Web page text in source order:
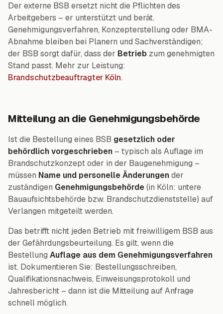
Der externe BSB ersetzt nicht die Pflichten des
Arbeitgebers – er unterstützt und berät.
Genehmigungsverfahren, Konzepterstellung oder BMA-
Abnahme bleiben bei Planern und Sachverständigen;
der BSB sorgt dafür, dass der Betrieb zum genehmigten
Stand passt. Mehr zur Leistung:
Brandschutzbeauftragter Köln.
Mitteilung an die Genehmigungsbehörde
Ist die Bestellung eines BSB gesetzlich oder
behördlich vorgeschrieben – typisch als Auflage im
Brandschutzkonzept oder in der Baugenehmigung –
müssen Name und personelle Änderungender
zuständigen Genehmigungsbehörde(in Köln: untere
Bauaufsichtsbehörde bzw. Brandschutzdienststelle) auf
Verlangen mitgeteilt werden.
Das betrifft nicht jeden Betrieb mit freiwilligem BSB aus
der Gefährdungsbeurteilung. Es gilt, wenn die
Bestellung Auflage aus dem Genehmigungsverfahren
ist. Dokumentieren Sie: Bestellungsschreiben,
Qualifikationsnachweis, Einweisungsprotokoll und
Jahresbericht – dann ist die Mitteilung auf Anfrage
schnell möglich.